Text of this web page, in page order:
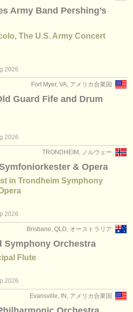
Army Band Pershing’s
The U.S. Army Concert
2026
Fort Myer, VA, アメリカ合衆国
Guard Fife and Drum
2026
TRONDHEIM, ノルウェー
& Opera
in Trondheim Symphony
2026
Brisbane, QLD, オーストラリア
Symphony Orchestra
Flute
2026
Evansville, IN, アメリカ合衆国